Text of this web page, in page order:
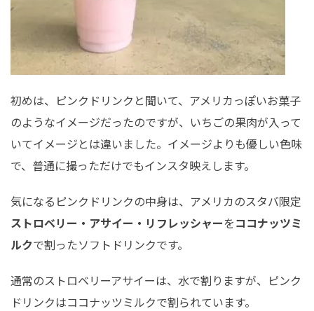
初めは、ピンクドリンクと聞いて、アメリカっぽいお菓子
のようなイメージだったのですが、いちごの果肉が入って
いてイメージとは違いました。イメージよりも優しい色味
で、普通に撮っただけでもインスタ映えします。
気になるピンクドリンクの中身は、 アメリカのスタバ限定
ストロベリー・アサイー・リフレッシャーをココナッツミ
ルクで割ったソフトドリンクです。
通常のストロベリーアサイーは、水で割りますが、ピンク
ドリンクはココナッツミルクで割られています。